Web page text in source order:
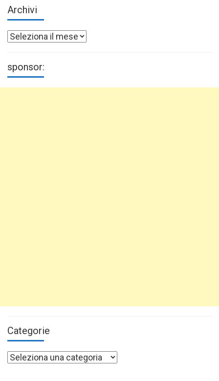
Archivi
Archivi
sponsor:
Categorie
Categorie